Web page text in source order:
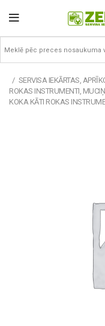
SERVISA IEKĀRTAS,
ROKAS INSTRUMENTI,
KOKA KĀTI ROKAS